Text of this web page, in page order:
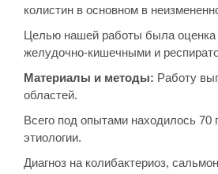
колистин в основном в
Целью нашей работы была оценка
желудочно-кишечными и
Материалы и методы: Работу
областей.
Всего под опытами находилось 70
этиологии.
Диагноз на колибактериоз,